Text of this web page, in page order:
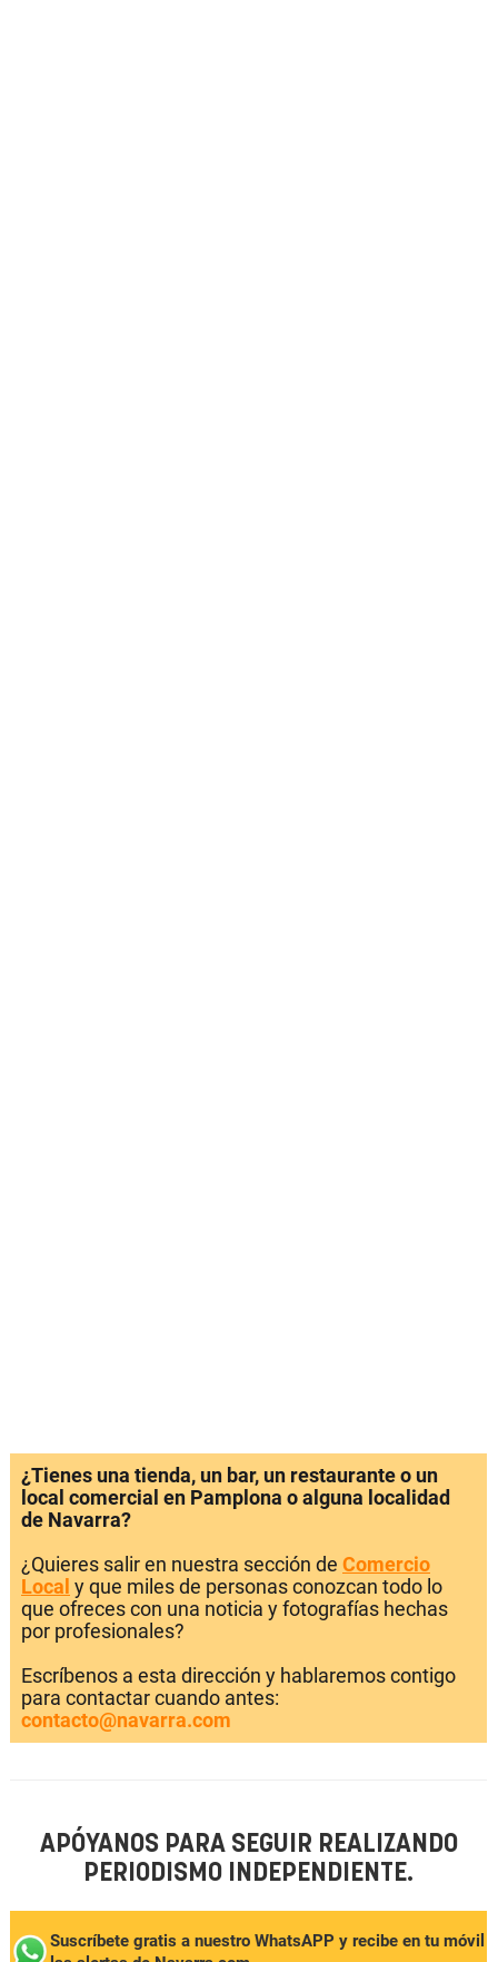
¿Tienes una tienda, un bar, un restaurante o un
local comercial en Pamplona o alguna localidad
de Navarra?
¿Quieres salir en nuestra sección de Comercio
Local y que miles de personas conozcan todo lo
que ofreces con una noticia y fotografías hechas
por profesionales?
Escríbenos a esta dirección y hablaremos contigo
para contactar cuando antes:
contacto@navarra.com
APÓYANOS PARA SEGUIR REALIZANDO
PERIODISMO INDEPENDIENTE.
Suscríbete gratis a nuestro WhatsAPP y recibe en tu móvil